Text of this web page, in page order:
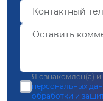
Я ознакомлен(а)
персональных
обработки и